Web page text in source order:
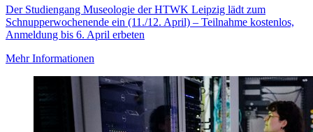
Der Studiengang Museologie der HTWK Leipzig lädt zum
Schnupperwochenende ein (11./12. April) – Teilnahme kostenlos,
Anmeldung bis 6. April erbeten
Mehr Informationen